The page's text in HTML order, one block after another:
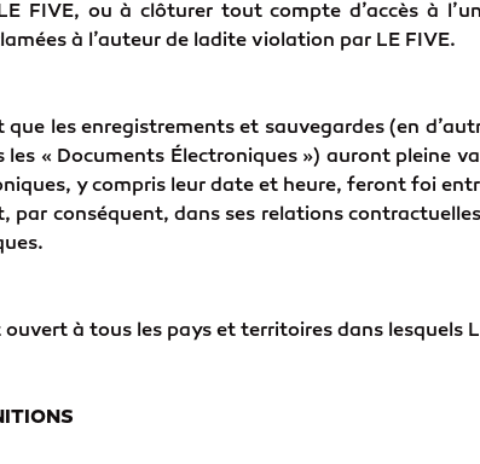
FIVE, ou à clôturer tout compte d’accès à
à l’auteur de ladite violation par LE FIVE.
les enregistrements et sauvegardes (en
les « Documents Électroniques ») auront pleine
y compris leur date et heure, feront foi
par conséquent, dans ses relations
à tous les pays et territoires dans lesquels